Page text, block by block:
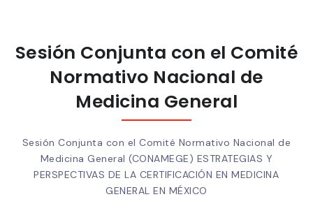
Sesión Conjunta con el Comité
Normativo Nacional de
Medicina General
Sesión Conjunta con el Comité Normativo Nacional de
Medicina General (CONAMEGE) ESTRATEGIAS Y
PERSPECTIVAS DE LA CERTIFICACIÓN EN MEDICINA
GENERAL EN MÉXICO